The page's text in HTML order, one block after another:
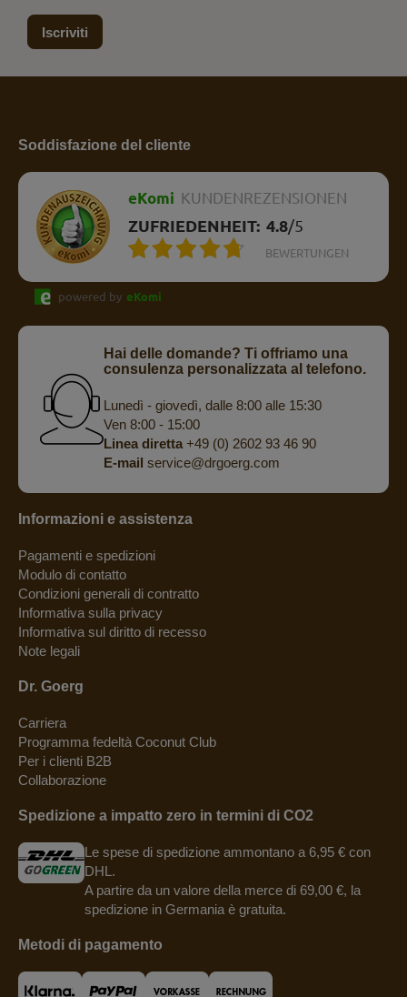
Iscriviti
Soddisfazione del cliente
eKomi KUNDENREZENSIONEN
ZUFRIEDENHEIT: 4.8/5
BEWERTUNGEN
powered by eKomi
Hai delle domande? Ti offriamo una
consulenza personalizzata al telefono.
Lunedì - giovedì, dalle 8:00 alle 15:30
Ven 8:00 - 15:00
Linea diretta+49 (0) 2602 93 46 90
E-mail service@drgoerg.com
Informazioni e assistenza
Pagamenti e spedizioni
Modulo di contatto
Condizioni generali di contratto
Informativa sulla privacy
Informativa sul diritto di recesso
Note legali
Dr. Goerg
Carriera
Programma fedeltà Coconut Club
Per i clienti B2B
Collaborazione
Spedizione a impatto zero in termini di CO2
Le spese di spedizione ammontano a 6,95 € con
DHL.
A partire da un valore della merce di 69,00 €, la
spedizione in Germania è gratuita.
Metodi di pagamento